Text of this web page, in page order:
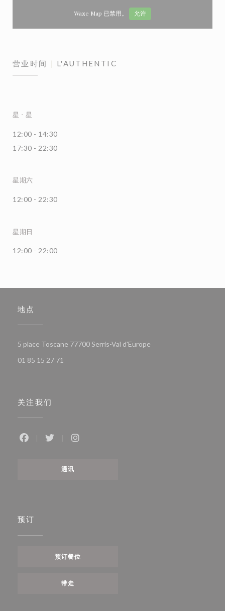
Waze Map 已禁用。 允许
营业时间 L'AUTHENTIC
星 - 星
12:00 - 14:30
17:30 - 22:30
星期六
12:00 - 22:30
星期日
12:00 - 22:00
地点
5 place Toscane 77700 Serris-Val d'Europe
01 85 15 27 71
关注我们
通讯
预订
预订餐位
带走